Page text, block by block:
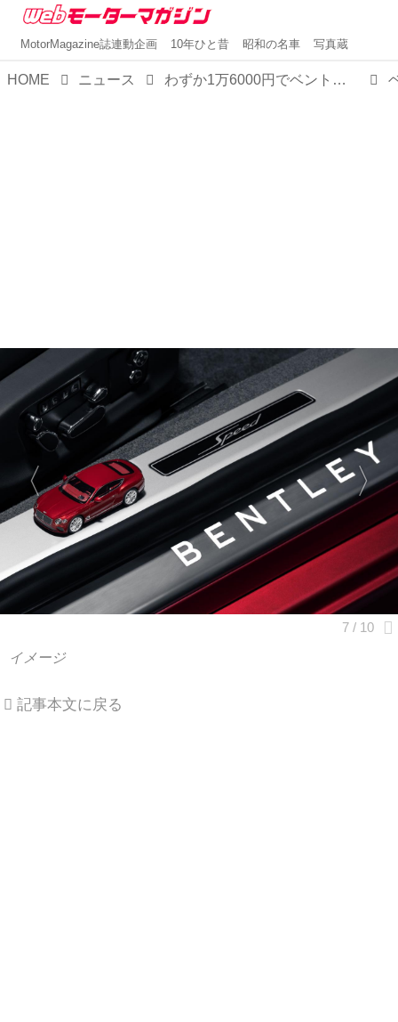
MotorMagazine誌連動企画 10年ひと昔 昭和の名車 写真蔵
HOME ニュース わずか1万6000円でベントレーオーナーに！？ベントレーコレクションに「バカラル」と「コンチネンタルGTスピード」のミニカーが登場。
イメージ
記事本文に戻る